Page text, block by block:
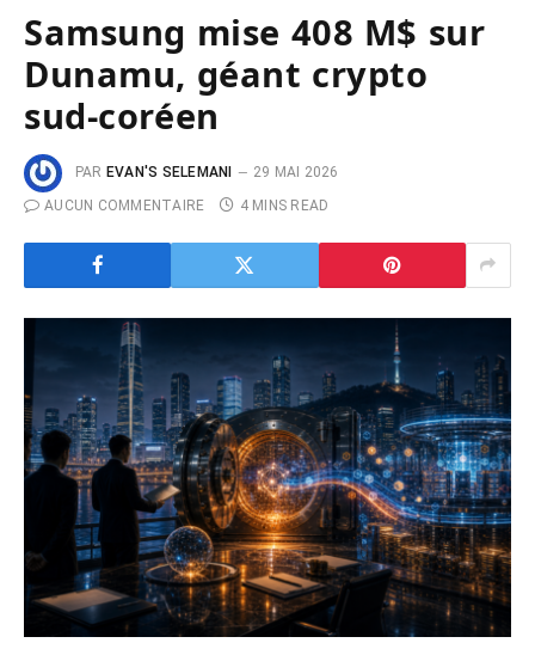
Samsung mise 408 M$ sur
Dunamu, géant crypto
sud-coréen
PAR EVAN'S SELEMANI
29 MAI 2026
AUCUN COMMENTAIRE
4 MINS READ